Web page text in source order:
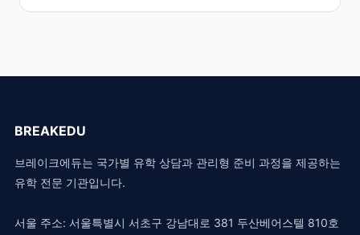
BREAKEDU
브레이크에듀는 국가별 유학 상담과 관리형 준비 과정을 제공하는
유학 전문 기관입니다.
서울 주소: 서울특별시 서초구 강남대로 381 두산베어스텔 810호